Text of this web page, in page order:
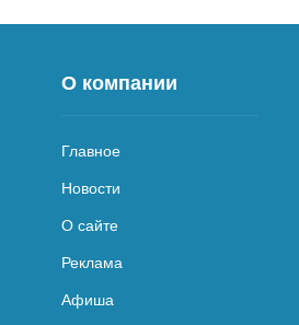
О компании
Главное
Новости
О сайте
Реклама
Афиша